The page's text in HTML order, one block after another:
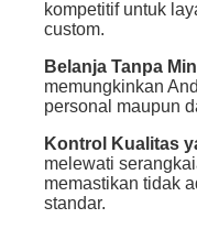
kompetitif untuk
custom.
Belanja Tanpa
memungkinkan
personal maupun
Kontrol Kualitas
melewati
memastikan tidak
standar.